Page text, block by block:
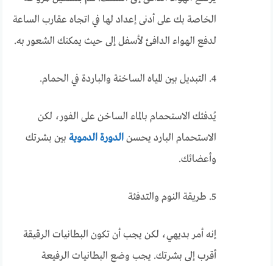
الخاصة بك على أدنى إعداد لها في اتجاه عقارب الساعة
لدفع الهواء الدافئ لأسفل إلى حيث يمكنك الشعور به.
4. التبديل بين المياه الساخنة والباردة في الحمام.
يُدفئك الاستحمام بالماء الساخن على الفور، لكن
الاستحمام البارد يحسنالدورة الدموية بين بشرتك
وأعضائك.
5. طريقة النوم والتدفئة
إنه أمر بديهي، لكن يجب أن تكون البطانيات الرقيقة
أقرب إلى بشرتك. يجب وضع البطانيات الرفيعة